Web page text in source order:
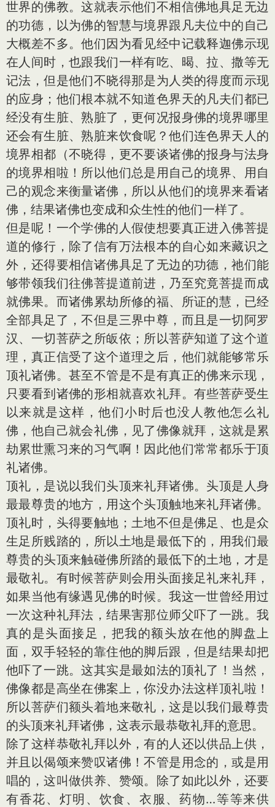
世界的佛教。这就表示他们不相信佛地具足无边
的功德，以为佛的智慧与境界跟凡夫位中的自己
大概差不多。他们因为看见经中记载释迦佛示现
在人间时，也跟我们一样有吃、暍、拉、撒等无
记法，但是他们不晓得那是为人类的得度而示现
的应身；他们根本就不知道色界天的凡夫们都已
经没有生脏、熟脏了，更何况报身佛的境界哪里
还会有生脏、熟脏来饮食呢？他们连色界天人的
境界相都（不晓得，更不要谈诸佛的报身与法身
的境界相啦！所以他们总是用自己的境界、用自
己的观念来衡量诸佛，所以从他们的境界来看诸
佛，结果诸佛也变成和众生性的他们一样了。
但是呢！一个学佛的人假使想要真正进入佛菩提
道的修行，除了信有万法根本的自心如来藏识之
外，还得要相信诸佛具足了无边的功德，祂们能
够带领我们往佛菩提道前进，乃至究竟菩提而成
就佛果。而诸佛累劫所修的福、所证的慧，已经
全部具足了，不但是三界中尊，而且是一切阿罗
汉、一切菩萨之所皈依；所以菩萨知道了这个道
理，真正信受了这个道理之后，他们就能够常乐
顶礼诸佛。甚至不管是不是有真正的佛来示现，
只要看到诸佛的形相就喜欢礼拜。有些菩萨受生
以来就是这样，他们小时后也没人教他怎么礼
佛，他自己就会礼佛，见了佛像就拜，这就是累
劫累世熏习来的习气啊！因此他们常常都乐于顶
礼诸佛。
顶礼，是说以我们头顶来礼拜诸佛。头顶是人身
最最尊贵的地方，用这个头顶触地来礼拜诸佛。
顶礼时，头得要触地；土地不但是佛足、也是众
生足所贱踏的，所以土地是最低下的，用我们最
尊贵的头顶来触碰佛所踏的最低下的土地，才是
最敬礼。有时候菩萨则会用头面接足礼来礼拜，
如果当他有缘遇见佛的时候。我这一世曾经用过
一次这种礼拜法，结果害那位师父吓了一跳。我
真的是头面接足，把我的额头放在他的脚盘上
面，双手轻轻的靠住他的脚后跟，但是结果却把
他吓了一跳。这其实是最如法的顶礼了！当然，
佛像都是高坐在佛案上，你没办法这样顶礼啦！
所以菩萨们额头着地来敬礼，这是以我们最尊贵
的头顶来礼拜诸佛，这表示最恭敬礼拜的意思。
除了这样恭敬礼拜以外，有的人还以供品上供，
并且以偈颂来赞叹诸佛！不管是用念的，或是用
唱的，这叫做供养、赞颂。除了如此以外，还要
有香花、灯明、饮食、衣服、药物…等等来供